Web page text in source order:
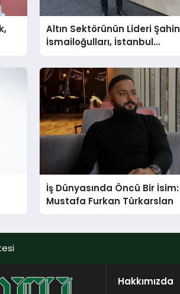
Altın Sektörünün Lideri Şahin
İsmailoğulları, İstanbul
Mücevher Fuarı’nda Parladı ￼
İş Dünyasında Öncü Bir İsim:
Mustafa Furkan Türkarslan
Hakkımızda